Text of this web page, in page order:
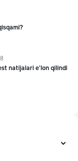
natijalari e'lon qilindi